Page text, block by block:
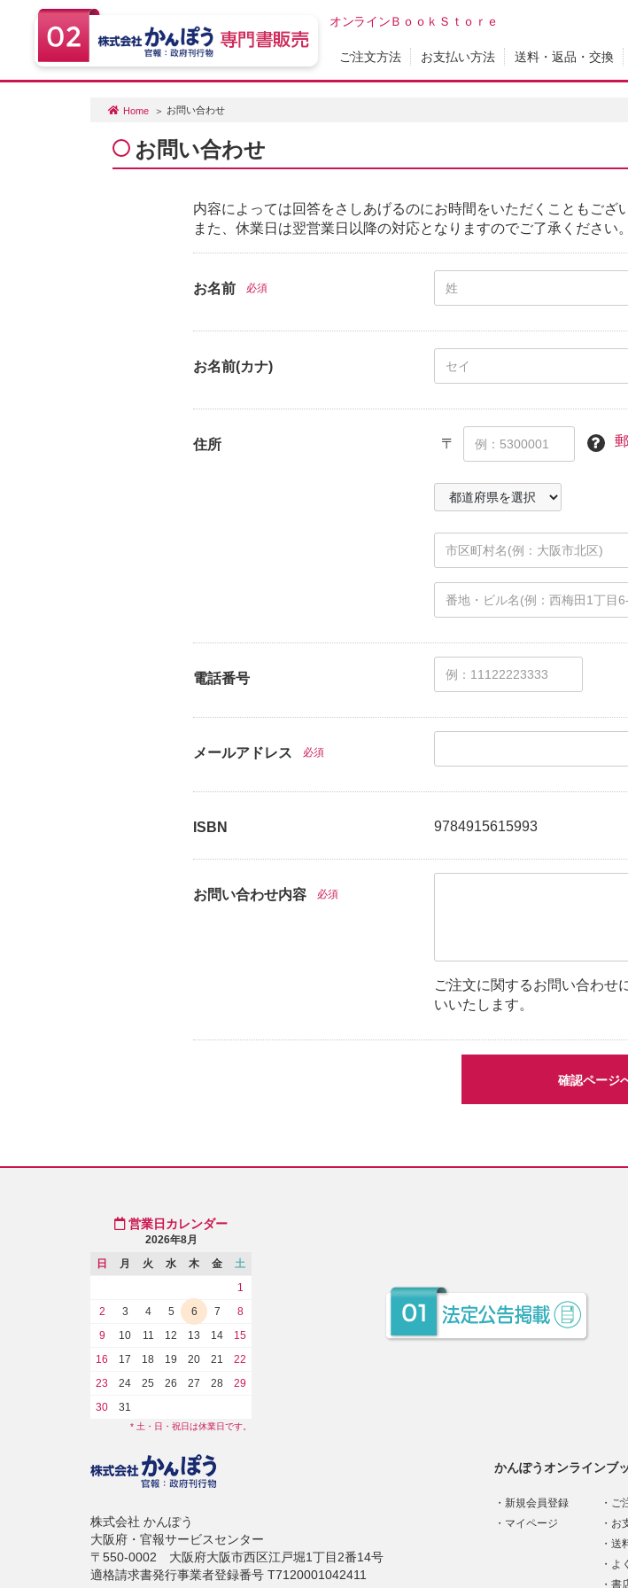
オンラインＢｏｏｋＳｔｏｒｅ
ご注文方法 お支払い方法 送料・返品・交換
Home お問い合わせ
お問い合わせ
内容によっては回答をさしあげるのにお時間をいただくこともござ
また、休業日は翌営業日以降の対応となりますのでご了承ください。
お名前 必須
お名前(カナ)
住所 〒
電話番号
メールアドレス 必須
ISBN 9784915615993
お問い合わせ内容 必須
ご注文に関するお問い合わせ
いいたします。
確認ページ
かんぽうオンラインブ
新規会員登録
マイページ
ご
お
送
よ
書
営業日カレンダー
2026年8月
日
月 火 水 木 金
土
1
2
3 4 5 6 7
8
9
10 11 12 13 14
15
16
17 18 19 20 21
22
23
24 25 26 27 28
29
30
31
* 土・日・祝日は休業日です。
株式会社 かんぽう
大阪府・官報サービスセンター
〒550-0002 大阪府大阪市西区江戸堀1丁目2番14号
適格請求書発行事業者登録番号 T7120001042411